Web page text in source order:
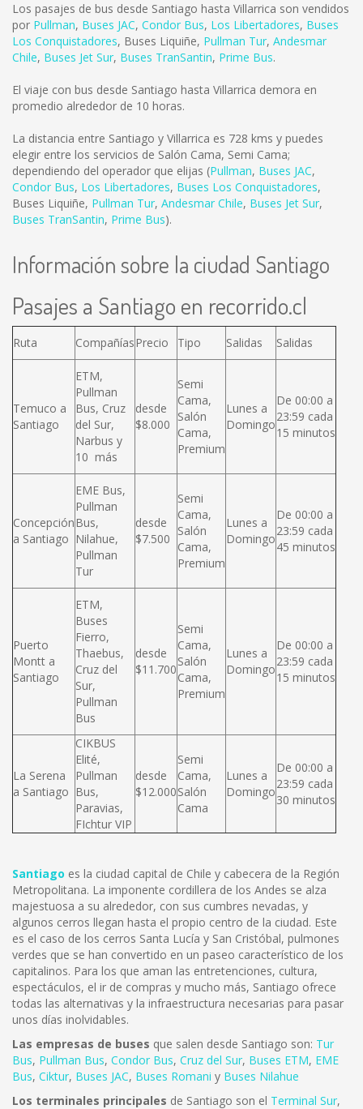
Los pasajes de bus desde Santiago hasta Villarrica son vendidos
por Pullman, Buses JAC, Condor Bus, Los Libertadores, Buses
Los Conquistadores, Buses Liquiñe, Pullman Tur, Andesmar
Chile, Buses Jet Sur, Buses TranSantin, Prime Bus.
El viaje con bus desde Santiago hasta Villarrica demora en
promedio alrededor de 10 horas.
La distancia entre Santiago y Villarrica es 728 kms y puedes
elegir entre los servicios de Salón Cama, Semi Cama;
dependiendo del operador que elijas (Pullman, Buses JAC,
Condor Bus, Los Libertadores, Buses Los Conquistadores,
Buses Liquiñe, Pullman Tur, Andesmar Chile, Buses Jet Sur,
Buses TranSantin, Prime Bus).
Información sobre la ciudad Santiago
Pasajes a Santiago en recorrido.cl
Ruta CompañíasPrecio Tipo Salidas Salidas
Temuco a
Santiago
ETM,
Pullman
Bus, Cruz
del Sur,
Narbus y
10 más
desde
$8.000
Semi
Cama,
Salón
Cama,
Premium
Lunes a
Domingo
De 00:00 a
23:59 cada
15 minutos
Concepción
a Santiago
EME Bus,
Pullman
Bus,
Nilahue,
Pullman
Tur
desde
$7.500
Semi
Cama,
Salón
Cama,
Premium
Lunes a
Domingo
De 00:00 a
23:59 cada
45 minutos
Puerto
Montt a
Santiago
ETM,
Buses
Fierro,
Thaebus,
Cruz del
Sur,
Pullman
Bus
desde
$11.700
Semi
Cama,
Salón
Cama,
Premium
Lunes a
Domingo
De 00:00 a
23:59 cada
15 minutos
La Serena
a Santiago
CIKBUS
Elité,
Pullman
Bus,
Paravias,
FIchtur VIP
desde
$12.000
Semi
Cama,
Salón
Cama
Lunes a
Domingo
De 00:00 a
23:59 cada
30 minutos
Santiago es la ciudad capital de Chile y cabecera de la Región
Metropolitana. La imponente cordillera de los Andes se alza
majestuosa a su alrededor, con sus cumbres nevadas, y
algunos cerros llegan hasta el propio centro de la ciudad. Este
es el caso de los cerros Santa Lucía y San Cristóbal, pulmones
verdes que se han convertido en un paseo característico de los
capitalinos. Para los que aman las entretenciones, cultura,
espectáculos, el ir de compras y mucho más, Santiago ofrece
todas las alternativas y la infraestructura necesarias para pasar
unos días inolvidables.
Las empresas de buses que salen desde Santiago son: Tur
Bus, Pullman Bus, Condor Bus, Cruz del Sur, Buses ETM, EME
Bus, Ciktur, Buses JAC, Buses Romani y Buses Nilahue
Los terminales principales de Santiago son el Terminal Sur,